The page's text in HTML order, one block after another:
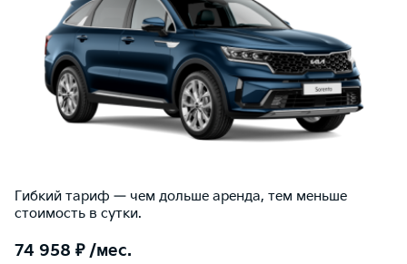
Гибкий тариф — чем дольше аренда, тем меньше
стоимость в сутки.
74 958 ₽ /мес.